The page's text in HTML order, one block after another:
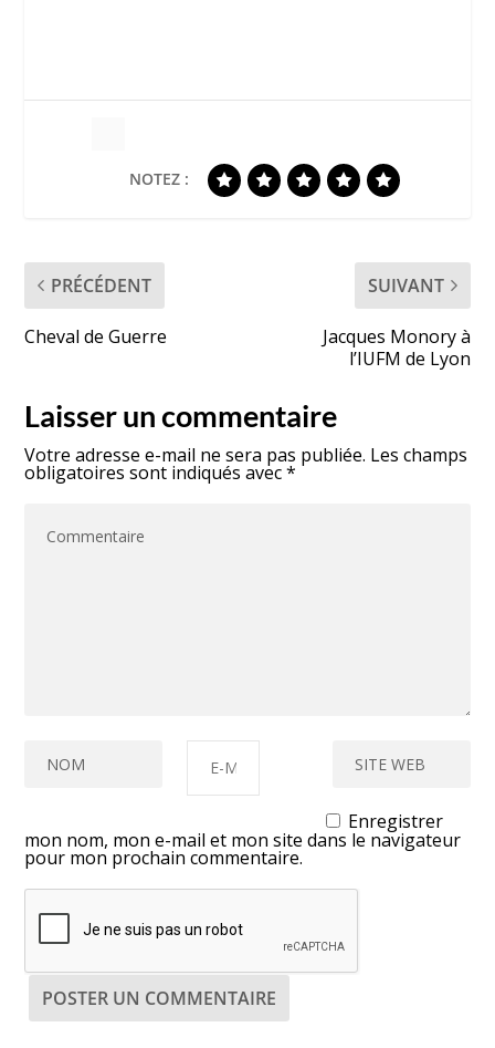
NOTEZ :
PRÉCÉDENT
Cheval de Guerre
SUIVANT
Jacques Monory à
l’IUFM de Lyon
Laisser un commentaire
Votre adresse e-mail ne sera pas publiée. Les champs
obligatoires sont indiqués avec*
Enregistrer
mon nom, mon e-mail et mon site dans le navigateur
pour mon prochain commentaire.